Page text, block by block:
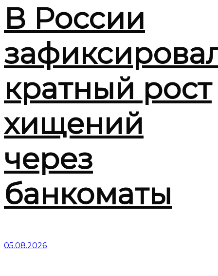
В России
кратный рост
хищений
через
банкоматы
05.08.2026